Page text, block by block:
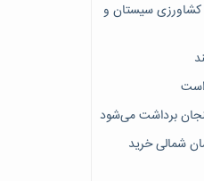
های کشاورزی سیستان و
شمالی خرید